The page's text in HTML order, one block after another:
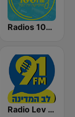
Radios 100FM (רדיוס)
Radio Lev HaMedina 91 FM (לב המדינה)